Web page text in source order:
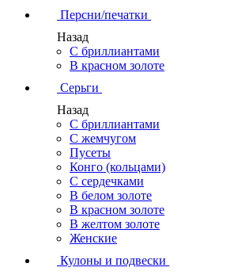
Персни/печатки
Назад
С бриллиантами
В красном золоте
Серьги
Назад
С бриллиантами
С жемчугом
Пусеты
Конго (кольцами)
С сердечками
В белом золоте
В красном золоте
В желтом золоте
Женские
Кулоны и подвески